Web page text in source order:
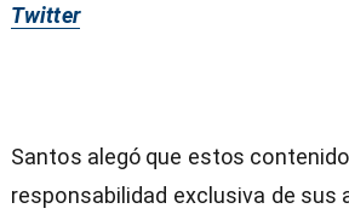
Twitter
Santos alegó que estos
responsabilidad exclusiva de sus